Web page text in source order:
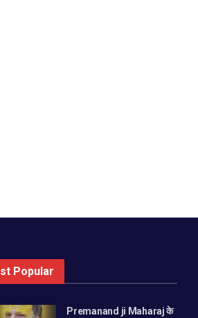
Popular
Premanand ji Maharaj के